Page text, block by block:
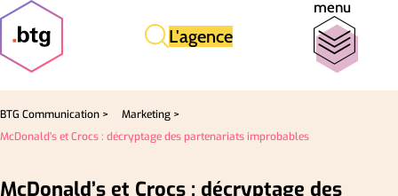
L'agence
menu
BTG Communication >
Marketing >
McDonald’s et Crocs : décryptage des partenariats improbables
McDonald’s et Crocs : décryptage des